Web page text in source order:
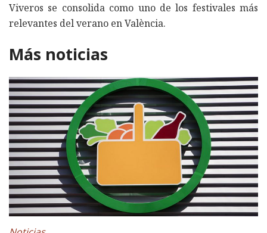
Viveros se consolida como uno de los festivales más
relevantes del verano en València.
Más noticias